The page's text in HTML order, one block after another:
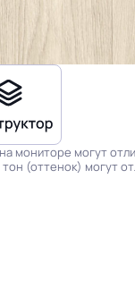
мониторе могут
(оттенок) могут